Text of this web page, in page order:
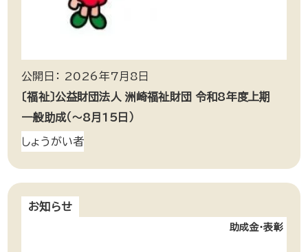
公開日： 2026年7月8日
〔福祉〕公益財団法人 洲崎福祉財団 令和8年度上期
一般助成（～8月15日）
しょうがい者
お知らせ
助成金・表彰